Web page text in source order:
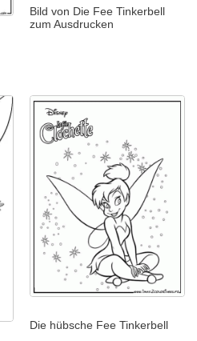
Bild von Die Fee Tinkerbell
zum Ausdrucken
Die hübsche Fee Tinkerbell